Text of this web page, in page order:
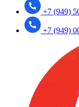
+7 (949)
+7 (949)